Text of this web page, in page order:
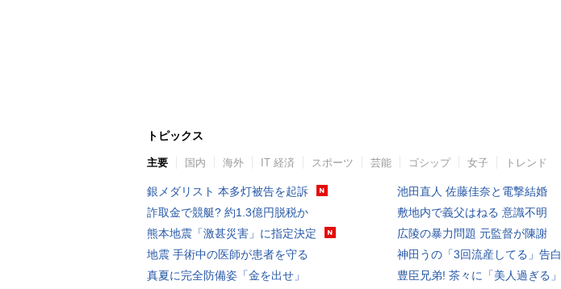
トピックス
主要 国内 海外 IT 経済 スポーツ 芸能 ゴシップ 女子 トレンド
銀メダリスト 本多灯被告を起訴
詐取金で競艇? 約1.3億円脱税か
熊本地震「激甚災害」に指定決定
地震 手術中の医師が患者を守る
真夏に完全防備姿「金を出せ」
池田直人 佐藤佳奈と電撃結婚
敷地内で義父はねる 意識不明
広陵の暴力問題 元監督が陳謝
神田うの「3回流産してる」告白
豊臣兄弟! 茶々に「美人過ぎる」